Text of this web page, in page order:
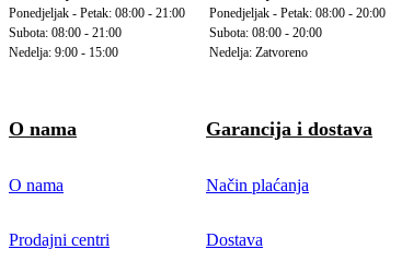
Ponedjeljak - Petak: 08:00 - 21:00
Subota: 08:00 - 21:00
Nedelja: 9:00 - 15:00
Ponedjeljak - Petak: 08:00 - 20:00
Subota: 08:00 - 20:00
Nedelja: Zatvoreno
O nama
O nama
Prodajni centri
Garancija i dostava
Način plaćanja
Dostava